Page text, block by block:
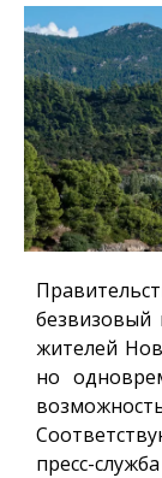
безвизовый
жителей
но
пресс-